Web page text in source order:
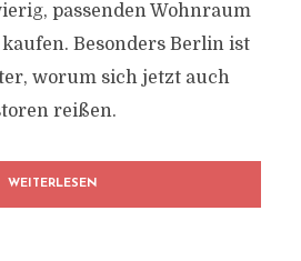
passenden Wohnraum
Besonders Berlin ist
worum sich jetzt auch
reißen.
WEITERLESEN